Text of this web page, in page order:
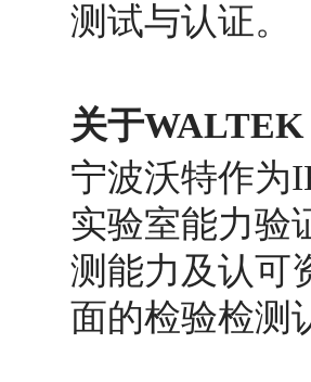
测试与认证。
关于WALTEK
宁波沃特作为
实验室能力验
测能力及认可
面的检验检测